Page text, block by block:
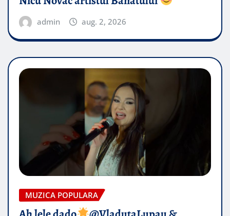
admin aug. 2, 2026
MUZICA POPULARA